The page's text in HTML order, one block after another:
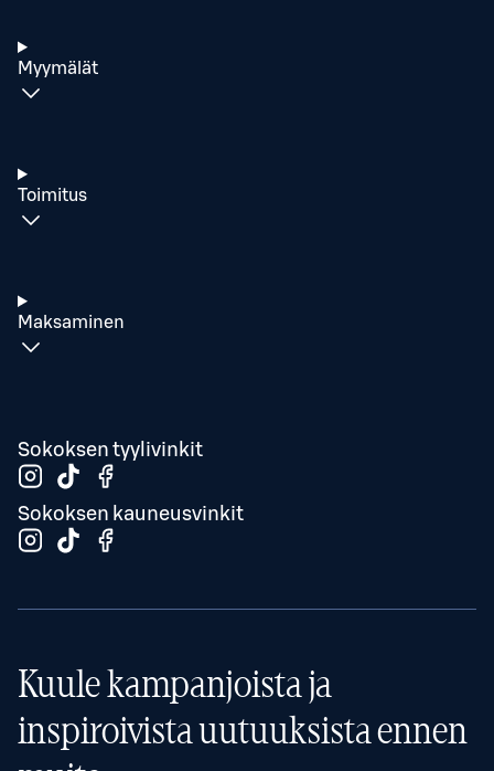
Myymälät
Toimitus
Maksaminen
Sokoksen tyylivinkit
Sokoksen kauneusvinkit
Kuule kampanjoista ja
inspiroivista uutuuksista ennen